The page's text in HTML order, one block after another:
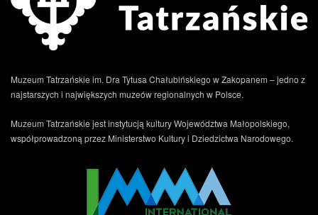
Muzeum Tatrzańskie im. Dra Tytusa Chałubińskiego w Zakopanem – jedno z
najstarszych i największych muzeów regionalnych w Polsce.
Muzeum Tatrzańskie jest instytucją kultury Województwa Małopolskiego,
współprowadzoną przez Ministerstwo Kultury i Dziedzictwa Narodowego.